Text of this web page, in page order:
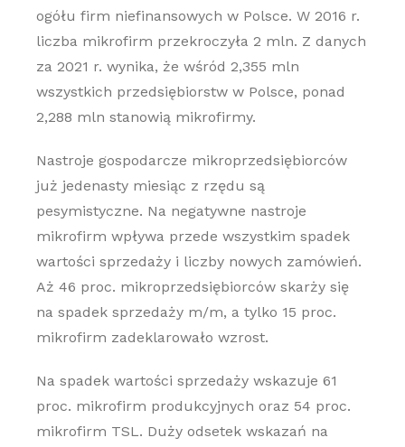
ogółu firm niefinansowych w Polsce. W 2016 r.
liczba mikrofirm przekroczyła 2 mln. Z danych
za 2021 r. wynika, że wśród 2,355 mln
wszystkich przedsiębiorstw w Polsce, ponad
2,288 mln stanowią mikrofirmy.
Nastroje gospodarcze mikroprzedsiębiorców
już jedenasty miesiąc z rzędu są
pesymistyczne. Na negatywne nastroje
mikrofirm wpływa przede wszystkim spadek
wartości sprzedaży i liczby nowych zamówień.
Aż 46 proc. mikroprzedsiębiorców skarży się
na spadek sprzedaży m/m, a tylko 15 proc.
mikrofirm zadeklarowało wzrost.
Na spadek wartości sprzedaży wskazuje 61
proc. mikrofirm produkcyjnych oraz 54 proc.
mikrofirm TSL. Duży odsetek wskazań na